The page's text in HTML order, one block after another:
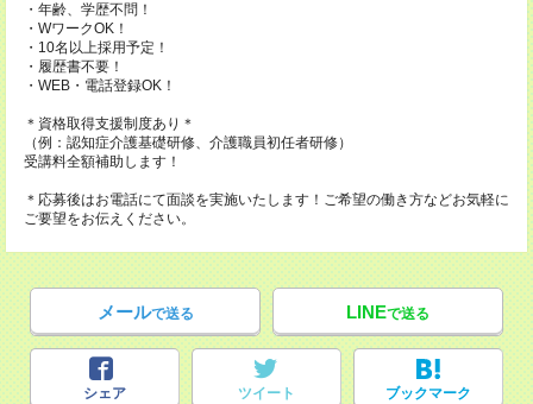
・年齢、学歴不問！
・WワークOK！
・10名以上採用予定！
・履歴書不要！
・WEB・電話登録OK！
＊資格取得支援制度あり＊
（例：認知症介護基礎研修、介護職員初任者研修）
受講料全額補助します！
＊応募後はお電話にて面談を実施いたします！ご希望の働き方などお気軽に
ご要望をお伝えください。
メールで送る LINEで送る
シェア ツイート ブックマーク